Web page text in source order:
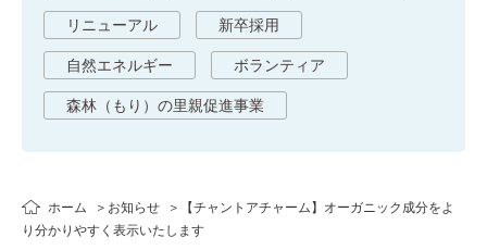
リニューアル 新卒採用
自然エネルギー ボランティア
森林（もり）の里親促進事業
ホーム お知らせ
【チャントアチャーム】オーガニック成分をよ
り分かりやすく表示いたします